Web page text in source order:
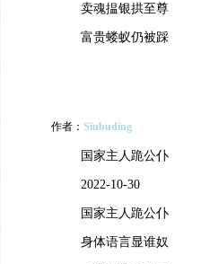
卖魂揾银拱至尊
富贵蝼蚁仍被踩
作者： Siubuding
国家主人跪公仆
2022-10-30
国家主人跪公仆
身体语言显谁奴